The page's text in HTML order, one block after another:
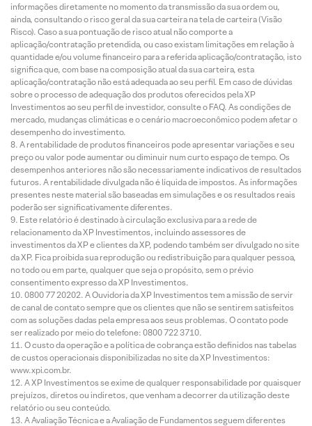
informações diretamente no momento da transmissão da sua ordem ou,
ainda, consultando o risco geral da sua carteira na tela de carteira (Visão
Risco). Caso a sua pontuação de risco atual não comporte a
aplicação/contratação pretendida, ou caso existam limitações em relação à
quantidade e/ou volume financeiro para a referida aplicação/contratação, isto
significa que, com base na composição atual da sua carteira, esta
aplicação/contratação não está adequada ao seu perfil. Em caso de dúvidas
sobre o processo de adequação dos produtos oferecidos pela XP
Investimentos ao seu perfil de investidor, consulte o FAQ. As condições de
mercado, mudanças climáticas e o cenário macroeconômico podem afetar o
desempenho do investimento.
A rentabilidade de produtos financeiros pode apresentar variações e seu
preço ou valor pode aumentar ou diminuir num curto espaço de tempo. Os
desempenhos anteriores não são necessariamente indicativos de resultados
futuros. A rentabilidade divulgada não é líquida de impostos. As informações
presentes neste material são baseadas em simulações e os resultados reais
poderão ser significativamente diferentes.
Este relatório é destinado à circulação exclusiva para a rede de
relacionamento da XP Investimentos, incluindo assessores de
investimentos da XP e clientes da XP, podendo também ser divulgado no site
da XP. Fica proibida sua reprodução ou redistribuição para qualquer pessoa,
no todo ou em parte, qualquer que seja o propósito, sem o prévio
consentimento expresso da XP Investimentos.
0800 77 20202. A Ouvidoria da XP Investimentos tem a missão de servir
de canal de contato sempre que os clientes que não se sentirem satisfeitos
com as soluções dadas pela empresa aos seus problemas. O contato pode
ser realizado por meio do telefone: 0800 722 3710.
O custo da operação e a política de cobrança estão definidos nas tabelas
de custos operacionais disponibilizadas no site da XP Investimentos:
www.xpi.com.br.
A XP Investimentos se exime de qualquer responsabilidade por quaisquer
prejuízos, diretos ou indiretos, que venham a decorrer da utilização deste
relatório ou seu conteúdo.
A Avaliação Técnica e a Avaliação de Fundamentos seguem diferentes